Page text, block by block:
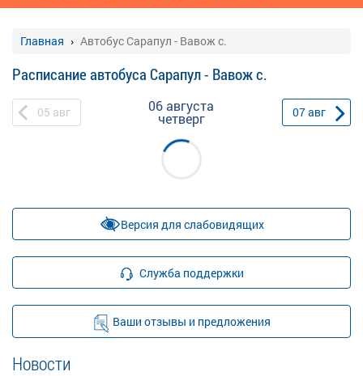
Главная Автобус Сарапул - Вавож с.
Расписание автобуса Сарапул - Вавож с.
05 авг 06 августа
четверг 07авг
Версия для слабовидящих
Служба поддержки
Ваши отзывы и предложения
Новости